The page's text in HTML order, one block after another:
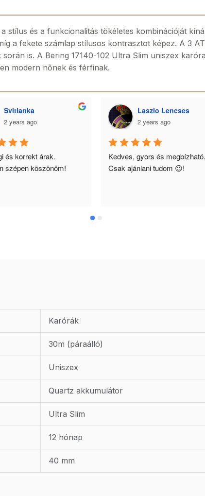
stílus és a funkcionalitás tökéletes kombinációját
a fekete számlap stílusos kontrasztot képez. A 3
is. A Bering 17140-102 Ultra Slim uniszex
modern nőnek és férfinak.
Svitlanka
2 years ago
és korrekt árak.
szépen köszönöm!
Laszlo Lencses
2 years ago
Kedves, gyors és megbízható.
Csak ajánlani tudom 😉!
Karórák
30m (páraálló)
Uniszex
Quartz akkumulátor
Ultra Slim
12 hónap
40 mm